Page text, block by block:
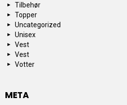
Tilbehør
Topper
Uncategorized
Unisex
Vest
Vest
Votter
META